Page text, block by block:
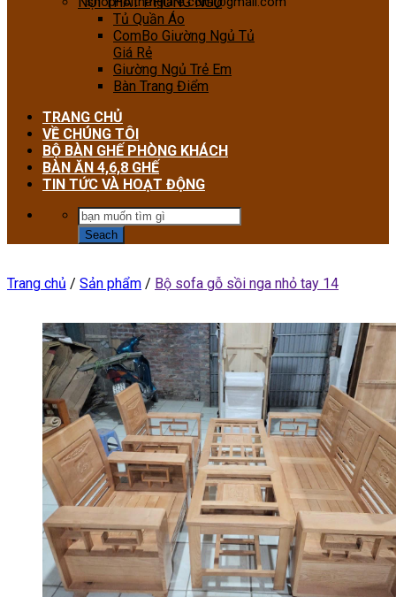
Tủ Quần Áo
ComBo Giường Ngủ Tủ
Giá Rẻ
Giường Ngủ Trẻ Em
Bàn Trang Điểm
TRANG CHỦ
VỀ CHÚNG TÔI
BỘ BÀN GHẾ PHÒNG KHÁCH
BÀN ĂN 4,6,8 GHẾ
TIN TỨC VÀ HOẠT ĐỘNG
Trang chủ / Sản phẩm / Bộ sofa gỗ sồi nga nhỏ tay 14